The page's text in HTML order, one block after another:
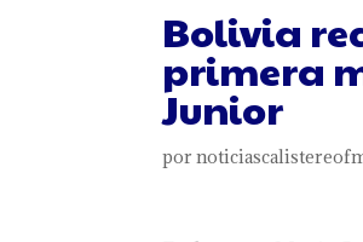
Bolivia
primera
Junior
por